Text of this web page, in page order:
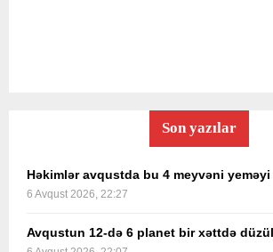
Son yazılar
Həkimlər avqustda bu 4 meyvəni
6 Avqust 2026, 22:27
Avqustun 12-də 6 planet bir xəttdə